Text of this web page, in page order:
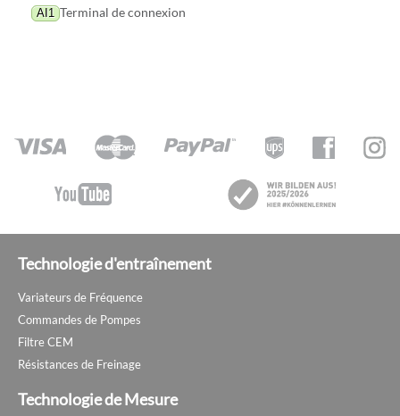
AI1 Terminal de connexion
Technologie d'entraînement
Variateurs de Fréquence
Commandes de Pompes
Filtre CEM
Résistances de Freinage
Technologie de Mesure